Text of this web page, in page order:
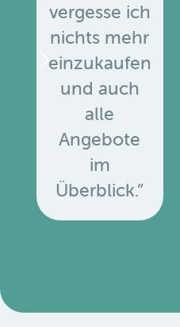
vergesse ich
nichts mehr
einzukaufen
und auch
alle
Angebote
im
Überblick.”